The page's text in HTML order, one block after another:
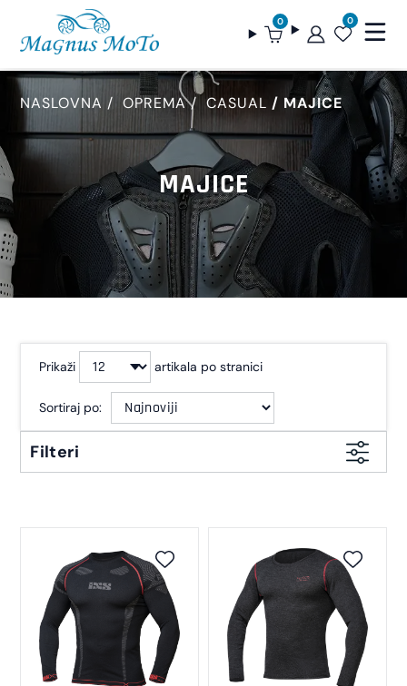
0 0
NASLOVNA OPREMA CASUAL MAJICE
MAJICE
Prikaži artikala po stranici
Sortiraj po:
Filteri